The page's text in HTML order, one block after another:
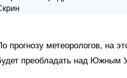
прогнозу метеорологов, на
преобладать над Южным